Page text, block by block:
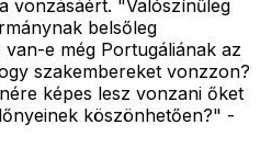
vonzásáért. "Valószínűleg
belsőleg
e még Portugáliának az
szakembereket vonzzon?
képes lesz vonzani őket
köszönhetően?" -